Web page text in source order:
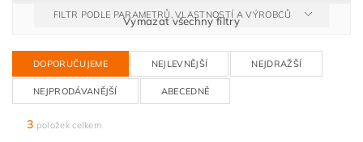
FILTR PODLE PARAMETRŮ, VLASTNOSTÍ A VÝROBCŮ
Vymazat všechny filtry
DOPORUČUJEME NEJLEVNĚJŠÍ NEJDRAŽŠÍ
NEJPRODÁVANĚJŠÍ ABECEDNĚ
3 položek celkem